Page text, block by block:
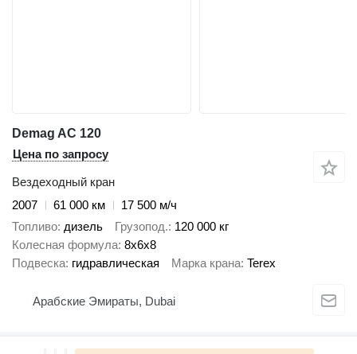
Demag AC 120
Цена по запросу
Вездеходный кран
2007
61 000 км
17 500 м/ч
Топливо дизель Грузопод. 120 000 кг
Колесная формула 8x6x8
Подвеска гидравлическая Марка крана Terex
Арабские Эмираты, Dubai